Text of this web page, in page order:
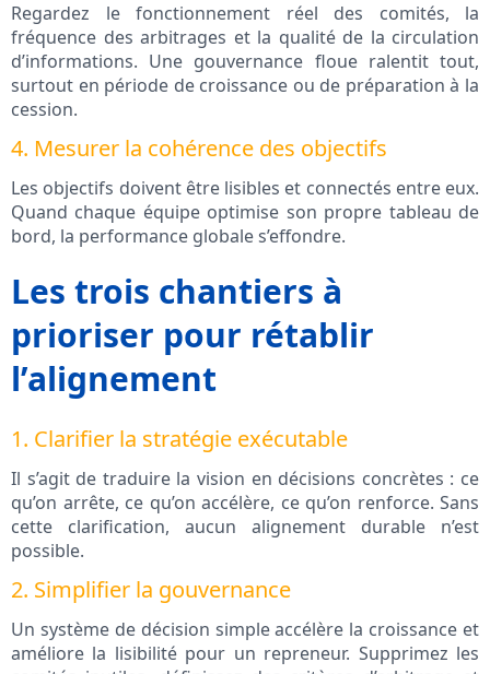
Regardez le fonctionnement réel des comités, la
fréquence des arbitrages et la qualité de la circulation
d’informations. Une gouvernance floue ralentit tout,
surtout en période de croissance ou de préparation à la
cession.
4. Mesurer la cohérence des objectifs
Les objectifs doivent être lisibles et connectés entre eux.
Quand chaque équipe optimise son propre tableau de
bord, la performance globale s’effondre.
Les trois chantiers à
prioriser pour rétablir
l’alignement
1. Clarifier la stratégie exécutable
Il s’agit de traduire la vision en décisions concrètes : ce
qu’on arrête, ce qu’on accélère, ce qu’on renforce. Sans
cette clarification, aucun alignement durable n’est
possible.
2. Simplifier la gouvernance
Un système de décision simple accélère la croissance et
améliore la lisibilité pour un repreneur. Supprimez les